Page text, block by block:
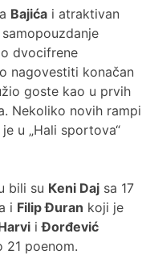
Bajića i atraktivan
dvocifrene
nagovestiti konačan
goste kao u prvih
Nekoliko novih rampi
u „Hali sportova“
bili su Кeni Daj sa 17
i Filip Đuran koji je
iĐorđević
21 poenom.